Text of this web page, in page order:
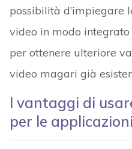
possibilità d’impiegare
video in modo
per ottenere ulteriore
video magari già
I vantaggi di
per le